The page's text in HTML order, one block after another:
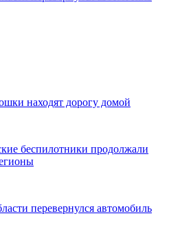
находят дорогу домой
беспилотники продолжали
перевернулся автомобиль